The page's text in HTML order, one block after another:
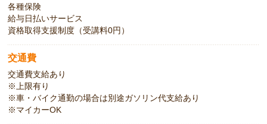
各種保険
給与日払いサービス
資格取得支援制度（受講料0円）
交通費
交通費支給あり
※上限有り
※車・バイク通勤の場合は別途ガソリン代支給あり
※マイカーOK